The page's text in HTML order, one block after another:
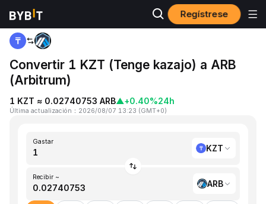
Regístrese
Inicio KZT to ARB
Convertir 1 KZT (Tenge kazajo) a ARB
(Arbitrum)
1 KZT ≈ 0.02740753 ARB▲+0.40%24h
Última actualización ： 2026/08/07 13:23 (GMT+0)
Gastar
KZT
Recibir ~
ARB